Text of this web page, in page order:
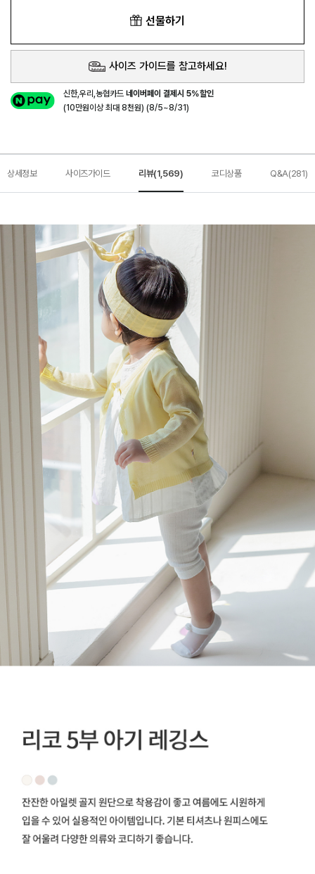
선물하기
사이즈 가이드를 참고하세요!
신한,우리,농협카드네이버페이 결제시 5%할인
(10만원이상 최대 8천원) (8/5~8/31)
상세정보 사이즈가이드 리뷰(1,569) 코디상품 Q&A(281)